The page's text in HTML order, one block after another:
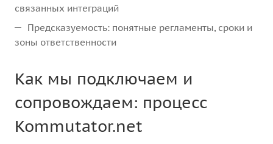
связанных интеграций
Предсказуемость: понятные регламенты, сроки и
зоны ответственности
Как мы подключаем и
сопровождаем: процесс
Kommutator.net